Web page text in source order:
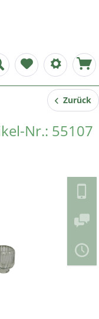
Zurück
Nr.: 55107